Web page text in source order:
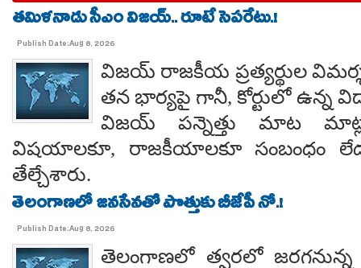
తమిళనాడు సీఎం విజయ్.. రూటే సెపరేటు.!
Publish Date:Aug 8, 2026
విజయ్ రాజకీయ ప్రత్యర్థుల
తన భార్యపై గానీ, కోర్టులో ఉన్న
విజయ్ పన్నెత్తు మాట
విషయాలకూ, రాజకీయాలకూ సంబంధం
తేల్చేశారు.
తెలంగాణలో జనసేనతో పొత్తుకు బీజేపీ నో.!
Publish Date:Aug 8, 2026
తెలంగాణలో త్వరలో